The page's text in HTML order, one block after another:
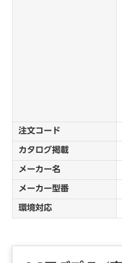
注文コード
カタログ掲載
メーカー名
メーカー型番
環境対応